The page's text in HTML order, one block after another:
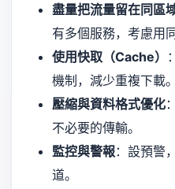
盡量把流量留在同區
有多個服務，考慮用
使用快取（Cache）
機制，減少重複下載。
壓縮與資料格式優化
不必要的傳輸。
監控與警報：設預警
道。